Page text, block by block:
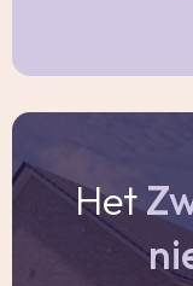
Bij woningen
in de koopakte
Notariskeuze en
In principe ligt
Het